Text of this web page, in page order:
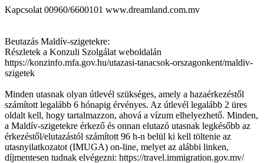
Kapcsolat 00960/6600101 www.dreamland.com.mv
Beutazás Maldív-szigetekre:
Részletek a Konzuli Szolgálat weboldalán
https://konzinfo.mfa.gov.hu/utazasi-tanacsok-orszagonkent/maldiv-
szigetek
Minden utasnak olyan útlevél szükséges, amely a hazaérkezéstől
számított legalább 6 hónapig érvényes. Az útlevél legalább 2 üres
oldalt kell, hogy tartalmazzon, ahová a vízum elhelyezhető. Minden,
a Maldív-szigetekre érkező és onnan elutazó utasnak legkésőbb az
érkezéstől/elutazástól számított 96 h-n belül ki kell töltenie az
utasnyilatkozatot (IMUGA) on-line, melyet az alábbi linken,
díjmentesen tudnak elvégezni: https://travel.immigration.gov.mv/